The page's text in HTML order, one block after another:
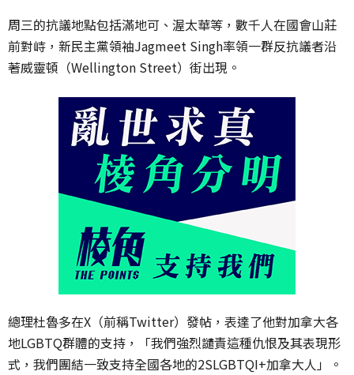
周三的抗議地點包括滿地可、渥太華等，數千人在國會山莊
前對峙，新民主黨領袖Jagmeet Singh率領一群反抗議者沿
著威靈頓（Wellington Street）街出現。
總理杜魯多在X（前稱Twitter）發帖，表達了他對加拿大各
地LGBTQ群體的支持，「我們強烈譴責這種仇恨及其表現形
式，我們團結一致支持全國各地的2SLGBTQI+加拿大人」。